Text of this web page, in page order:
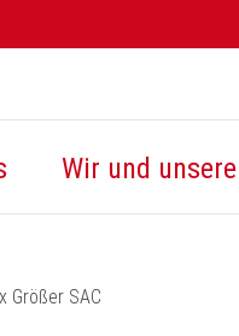
Wir und
Größer SAC